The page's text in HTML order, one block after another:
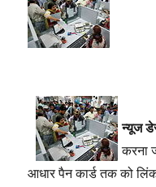
न्यूज
करना
आधार पैन कार्ड तक को